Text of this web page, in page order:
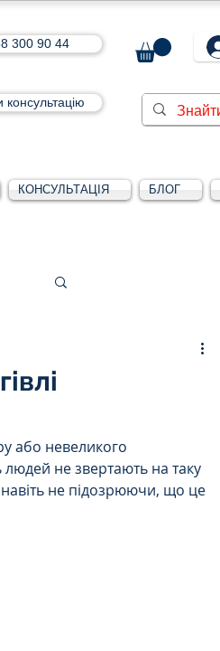
300 90 44
консультацію
КОНСУЛЬТАЦІЯ БЛОГ
або невеликого
не звертають на таку
не підозрюючи, що це